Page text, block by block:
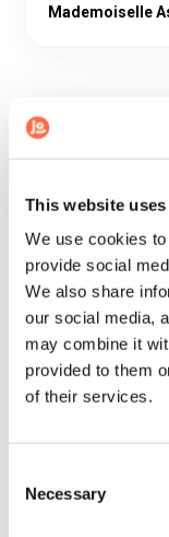
This website
We use cookies
provide social
We also share
our social media,
may combine it
provided to them
of their services.
Selection
Necessary
Mademoiselle
Nos
une
En faisant
agence, vous
apportera